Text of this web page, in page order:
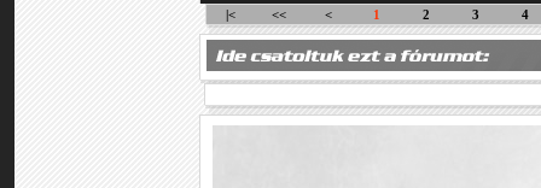
|<
<< < 1 2 3 4